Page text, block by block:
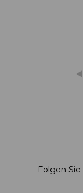
Folgen Sie